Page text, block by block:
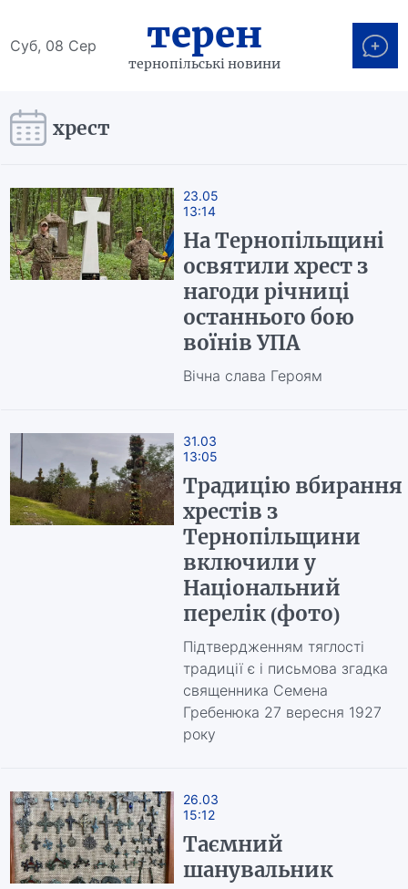
Суб, 08 Сер терен
тернопільські новини
хрест
23.05
13:14
На Тернопільщині
освятили хрест з
нагоди річниці
останнього бою
воїнів УПА
Вічна слава Героям
31.03
13:05
Традицію вбирання
хрестів з
Тернопільщини
включили у
Національний
перелік (фото)
Підтвердженням тяглості
традиції є і письмова згадка
священника Семена
Гребенюка 27 вересня 1927
року
26.03
15:12
Таємний
шанувальник